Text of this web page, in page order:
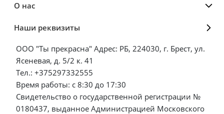
О нас
Наши реквизиты
ООО "Ты прекрасна" Адрес: РБ, 224030, г. Брест, ул.
Ясеневая, д. 5/2 к. 41
Тел.: +375297332555
Время работы: с 8:30 до 17:30
Свидетельство о государственной регистрации №
0180437, выданное Администрацией Московского